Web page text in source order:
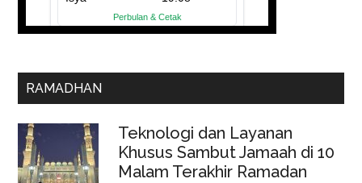
RAMADHAN
Teknologi dan Layanan
Khusus Sambut Jamaah di 10
Malam Terakhir Ramadan